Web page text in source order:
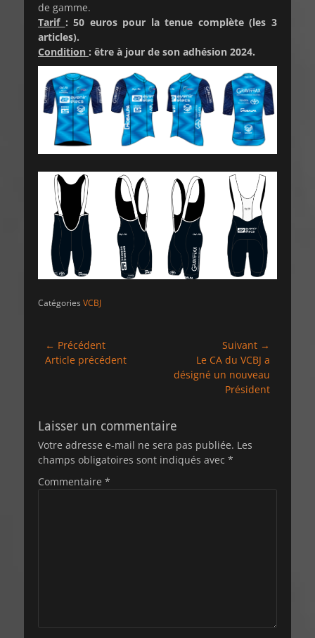
de gamme.
Tarif : 50 euros pour la tenue complète (les 3
articles).
Condition : être à jour de son adhésion 2024.
Catégories VCBJ
Navigation
de
← Précédent
Article
Article précédent
Suivant →
suivant :
Le CA du VCBJ a
désigné un nouveau
Président
Laisser un commentaire
Votre adresse e-mail ne sera pas publiée. Les
champs obligatoires sont indiqués avec *
Commentaire *